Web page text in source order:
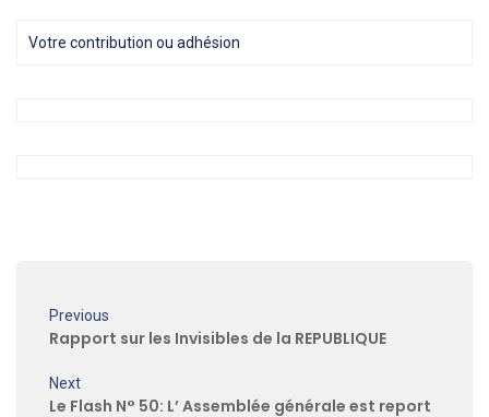
Votre contribution ou adhésion
Previous
Rapport sur les Invisibles de la REPUBLIQUE
Next
Le Flash N° 50: L’ Assemblée générale est report